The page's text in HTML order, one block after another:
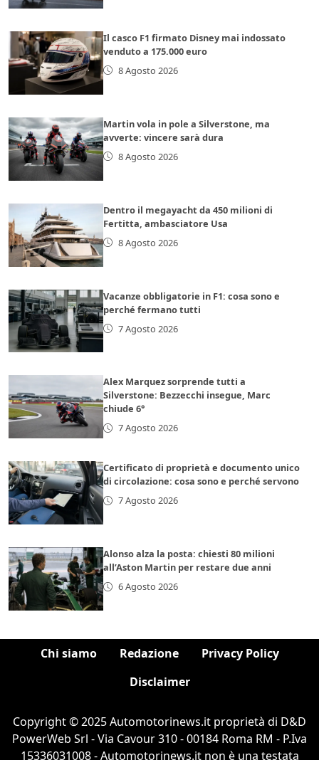
Il casco F1 firmato Disney mai indossato
venduto a 175.000 euro
8 Agosto 2026
Martin vola in pole a Silverstone, ma
avverte: vincere sarà dura
8 Agosto 2026
Dentro il megayacht da 450 milioni di
Fertitta, ambasciatore Usa
8 Agosto 2026
Vacanze obbligatorie in F1: cosa sono e
perché fermano tutti
7 Agosto 2026
Alex Marquez sorprende tutti a
Silverstone: Bezzecchi insegue, Marc
chiude 6°
7 Agosto 2026
Certificato di proprietà e documento unico
di circolazione: cosa sono e perché servono
7 Agosto 2026
Alonso alza la posta: chiesti 80 milioni
all’Aston Martin per restare due anni
6 Agosto 2026
Chi siamo Redazione
Privacy Policy
Disclaimer
Copyright © 2025 Automotorinews.it proprietà di D&D
PowerWeb Srl - Via Cavour 310 - 00184 Roma RM - P.Iva
15336031008 - Automotorinews.it non è una testata